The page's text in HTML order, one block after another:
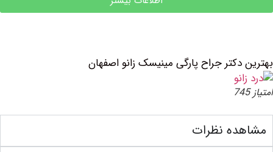
جراح پارگی مینیسک زانو اصفهان
نظرات